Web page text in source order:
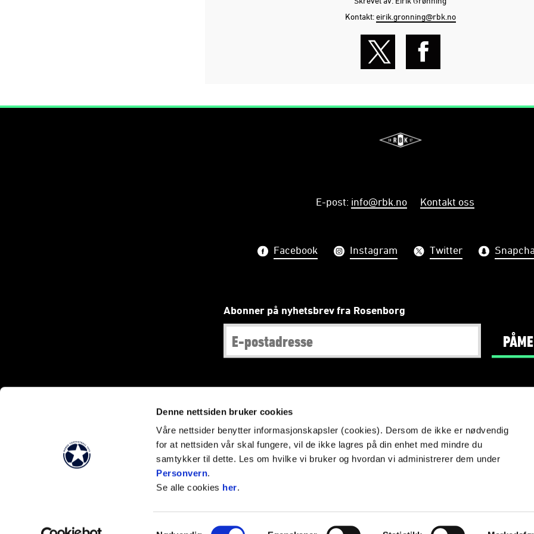
Denne nettsiden bruker cookies
Våre nettsider benytter informasjonskapsler (cookies). Dersom de ikke er nødvendig
for at nettsiden vår skal fungere, vil de ikke lagres på din enhet med mindre du
samtykker til dette. Les om hvilke vi bruker og hvordan vi administrerer dem under
Personvern.
Se alle cookies her.
Samtykkevalg
Kontakt:eirik.gronning@rbk.no
E-post: info@rbk.no Kontakt oss
Facebook Instagram Twitter
Abonner på nyhetsbrev fra Rosenborg
Info om videoovervåking på Lerkendal
Aktsomhetsvurdering